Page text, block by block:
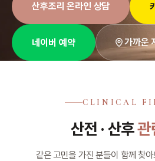
산후조리 온라인 상담
네이버 예약 가까운
CLINICAL
산전 · 산후관
같은 고민을 가진 분들이 함께 찾